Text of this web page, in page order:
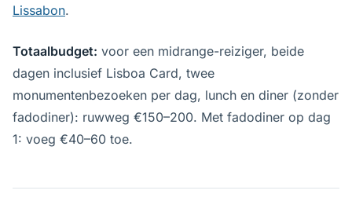
Lissabon.
Totaalbudget: voor een midrange-reiziger, beide
dagen inclusief Lisboa Card, twee
monumentenbezoeken per dag, lunch en diner (zonder
fadodiner): ruwweg €150–200. Met fadodiner op dag
1: voeg €40–60 toe.